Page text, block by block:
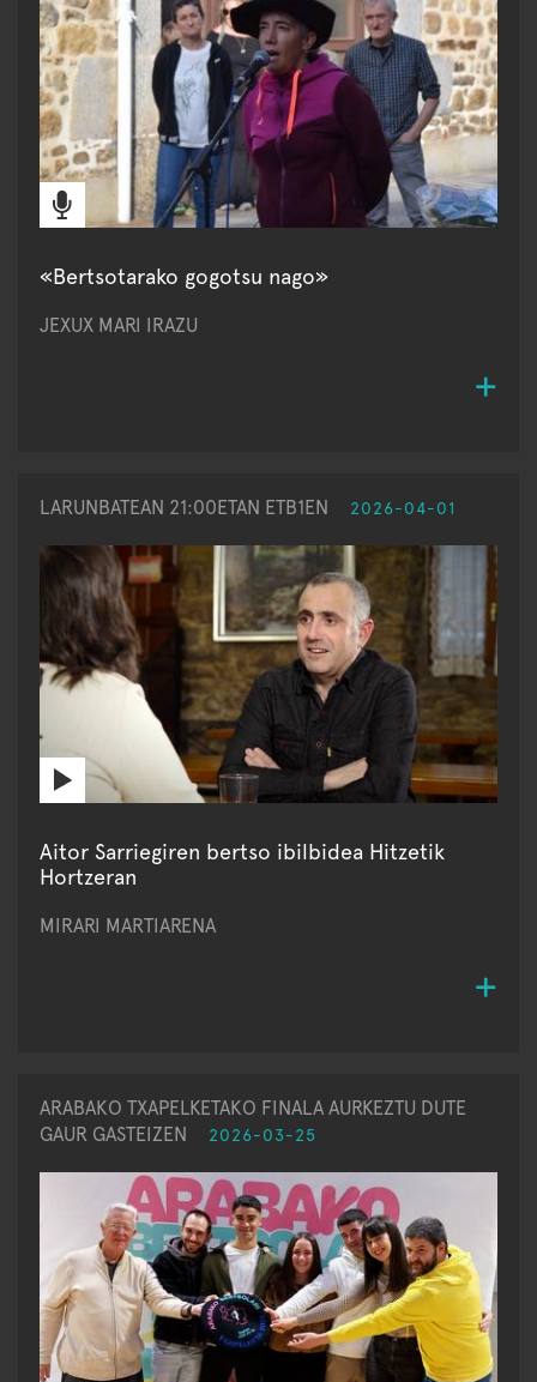
«Bertsotarako gogotsu nago»
JEXUX MARI IRAZU
LARUNBATEAN 21:00ETAN ETB1EN 2026-04-01
Aitor Sarriegiren bertso ibilbidea Hitzetik
Hortzeran
MIRARI MARTIARENA
ARABAKO TXAPELKETAKO FINALA AURKEZTU DUTE
GAUR GASTEIZEN
2026-03-25